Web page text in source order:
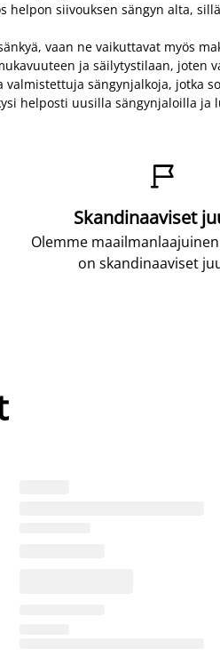
helpon siivouksen sängyn alta,
vaan ne vaikuttavat myös
ja säilytystilaan,
sängynjalkoja,
helposti uusilla sängynjaloilla

Skandinaaviset
Olemme
on skandinaaviset